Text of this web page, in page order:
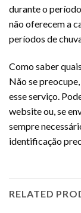
durante o
não oferecem a
períodos de
Como saber
Não se
esse serviço.
website ou, se
sempre
identificação
RELATED